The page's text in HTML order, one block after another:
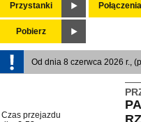
Przystanki Połączenia
Pobierz
Od dnia 8 czerwca 2026 r.,
Czas przejazdu